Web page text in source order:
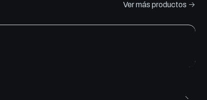
Ver más productos